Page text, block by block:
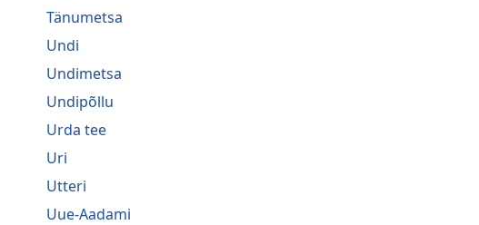
Tänumetsa
Undi
Undimetsa
Undipõllu
Urda tee
Uri
Utteri
Uue-Aadami